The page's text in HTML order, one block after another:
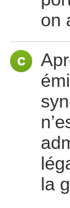
on
la